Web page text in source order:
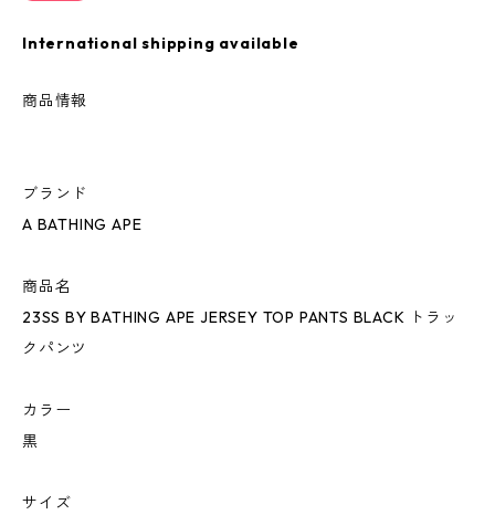
International shipping available
商品情報
ブランド
A BATHING APE
商品名
23SS BY BATHING APE JERSEY TOP PANTS BLACK トラッ
クパンツ
カラー
黒
サイズ